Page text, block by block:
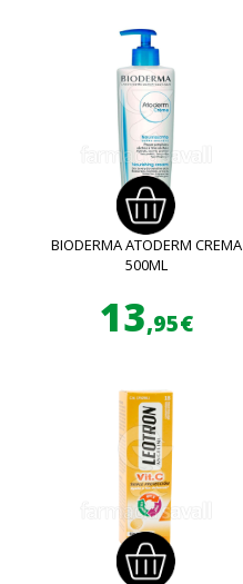
BIODERMA ATODERM CREMA
500ML
13,95€